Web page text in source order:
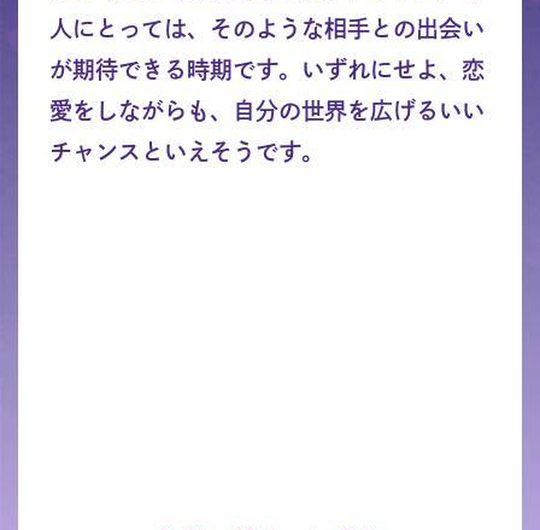
人にとっては、そのような相手との出会い
が期待できる時期です。いずれにせよ、恋
愛をしながらも、自分の世界を広げるいい
チャンスといえそうです。